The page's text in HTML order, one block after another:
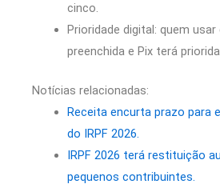
cinco.
Prioridade digital: quem
preenchida e Pix terá
Notícias relacionadas:
Receita encurta prazo para
do IRPF 2026.
IRPF 2026 terá restituição
pequenos contribuintes.